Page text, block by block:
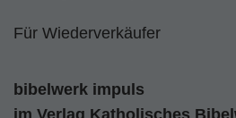
Für Wiederverkäufer
bibelwerk impuls
im Verlag Katholisches